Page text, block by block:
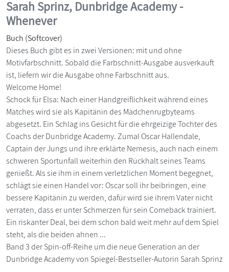
Sarah Sprinz, Dunbridge Academy -
Whenever
Buch (Softcover)
Dieses Buch gibt es in zwei Versionen: mit und ohne
Motivfarbschnitt. Sobald die Farbschnitt-Ausgabe ausverkauft
ist, liefern wir die Ausgabe ohne Farbschnitt aus.
Welcome Home!
Schock für Elsa: Nach einer Handgreiflichkeit während eines
Matches wird sie als Kapitänin des Mädchenrugbyteams
abgesetzt. Ein Schlag ins Gesicht für die ehrgeizige Tochter des
Coachs der Dunbridge Academy. Zumal Oscar Hallendale,
Captain der Jungs und ihre erklärte Nemesis, auch nach einem
schweren Sportunfall weiterhin den Rückhalt seines Teams
genießt. Als sie ihm in einem verletzlichen Moment begegnet,
schlägt sie einen Handel vor: Oscar soll ihr beibringen, eine
bessere Kapitänin zu werden, dafür wird sie ihrem Vater nicht
verraten, dass er unter Schmerzen für sein Comeback trainiert.
Ein riskanter Deal, bei dem schon bald weit mehr auf dem Spiel
steht, als die beiden ahnen ...
Band 3 der Spin-off-Reihe um die neue Generation an der
Dunbridge Academy von Spiegel-Bestseller-Autorin Sarah Sprinz